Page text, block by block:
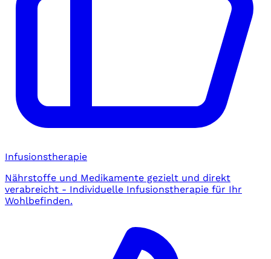
Infusionstherapie
Nährstoffe und Medikamente gezielt und direkt
verabreicht - Individuelle Infusionstherapie für Ihr
Wohlbefinden.